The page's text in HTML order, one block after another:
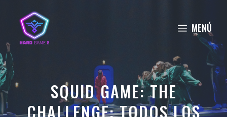
contenido
MENÚ
SQUID GAME: THE
CHALLENGE: TODOS LOS